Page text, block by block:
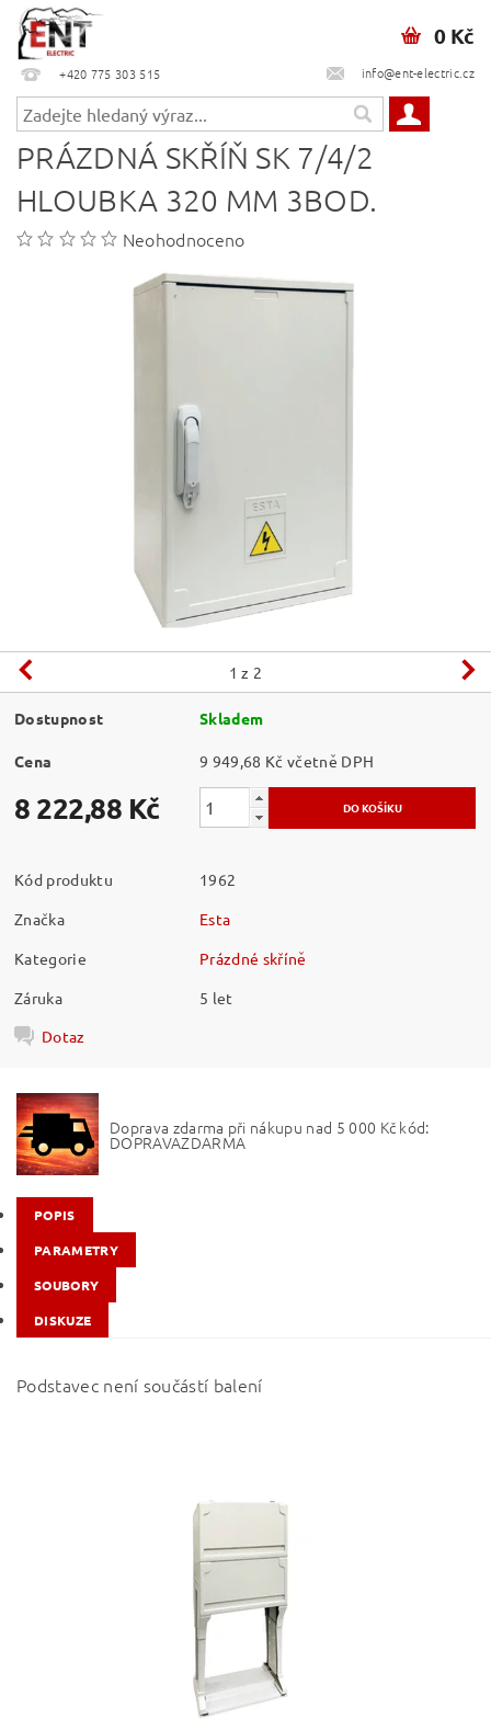
+420 775 303 515 info@ent-electric.cz
0 Kč
PRÁZDNÁ SKŘÍŇ SK 7/4/2
HLOUBKA 320 MM 3BOD.
Neohodnoceno
1 z 2
Dostupnost Skladem
Cena 9 949,68 Kč včetně DPH
8 222,88 Kč
Kód produktu
1962
Značka
Esta
Kategorie
Prázdné skříně
Záruka
5 let
Dotaz
Doprava zdarma při nákupu nad 5 000 Kč kód:
DOPRAVAZDARMA
POPIS
PARAMETRY
SOUBORY
DISKUZE
Podstavec není součástí balení